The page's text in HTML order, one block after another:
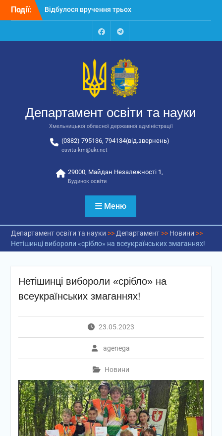
Перейти
Події:
Відбулося вручення трьох
освіти та науки обласної
державної адміністрації
Відбулась обласна
національно-патріотичне
виховання
FacebookTalegram
Департамент освіти та науки
Хмельницької обласної державної адміністрації
(0382) 795136, 794134(від.звернень)
osvita-km@ukr.net
29000, Майдан Незалежності 1,
Будинок освіти
Меню
Департамент освіти та науки >> Департамент>> Новини >>
Нетішинці вибороли «срібло» на всеукраїнських змаганнях!
Нетішинці вибороли «срібло» на
всеукраїнських змаганнях!
23.05.2023
agenega
Новини